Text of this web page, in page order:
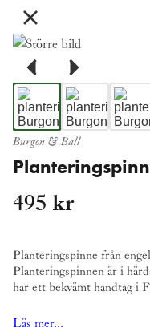
Burgon & Ball
495 kr
Planteringspinne från
Planteringspinnen är i
har ett bekvämt handtag i
Läs mer...